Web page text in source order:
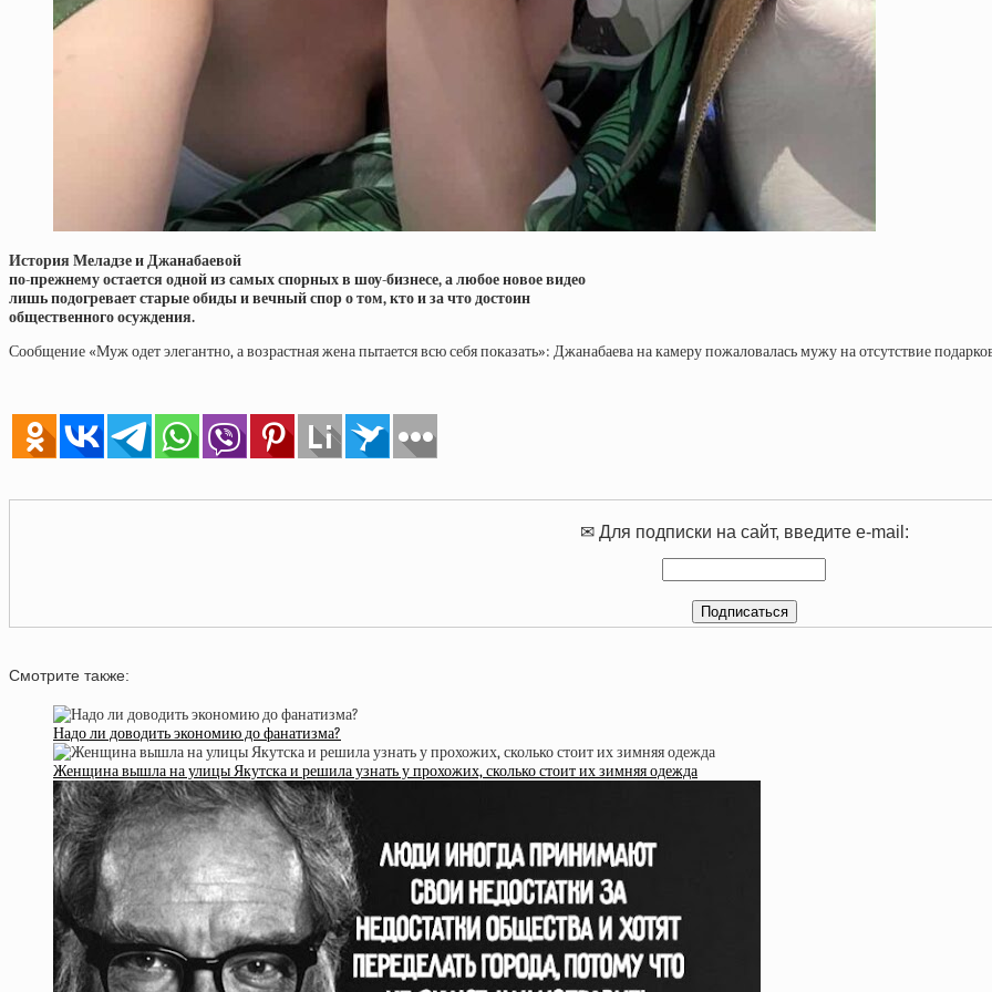
История Меладзе и Джанабаевой
по-прежнему остается одной из самых спорных в шоу-бизнесе, а любое новое видео
лишь подогревает старые обиды и вечный спор о том, кто и за что достоин
общественного осуждения.
Сообщение «Муж одет элегантно, а возрастная жена пытается всю себя показать»: Джанабаева на камеру пожаловалась мужу на отсутствие
✉ Для подписки на сайт, введите e-mail:
Смотрите также:
Надо ли доводить экономию до фанатизма?
Женщина вышла на улицы Якутска и решила узнать у прохожих, сколько стоит их зимняя одежда